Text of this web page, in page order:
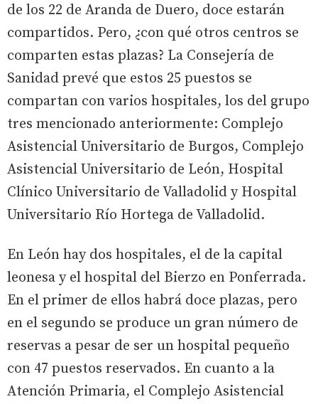
de los 22 de Aranda de Duero, doce estarán
compartidos. Pero, ¿con qué otros centros se
comparten estas plazas? La Consejería de
Sanidad prevé que estos 25 puestos se
compartan con varios hospitales, los del grupo
tres mencionado anteriormente: Complejo
Asistencial Universitario de Burgos, Complejo
Asistencial Universitario de León, Hospital
Clínico Universitario de Valladolid y Hospital
Universitario Río Hortega de Valladolid.
En León hay dos hospitales, el de la capital
leonesa y el hospital del Bierzo en Ponferrada.
En el primer de ellos habrá doce plazas, pero
en el segundo se produce un gran número de
reservas a pesar de ser un hospital pequeño
con 47 puestos reservados. En cuanto a la
Atención Primaria, el Complejo Asistencial